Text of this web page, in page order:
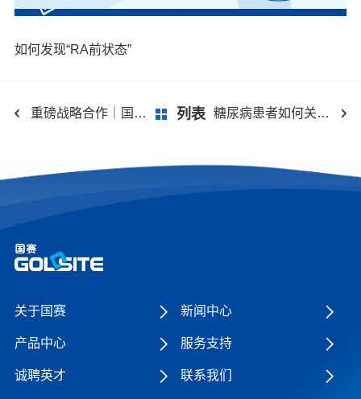
如何发现“RA前状态”
重磅战略合作｜国赛生物×迪瑞医疗，共筑国产IVD生态新蓝图 糖尿病患者如何关注肾脏健康？
列表
关于国赛 新闻中心
产品中心 服务支持
诚聘英才 联系我们